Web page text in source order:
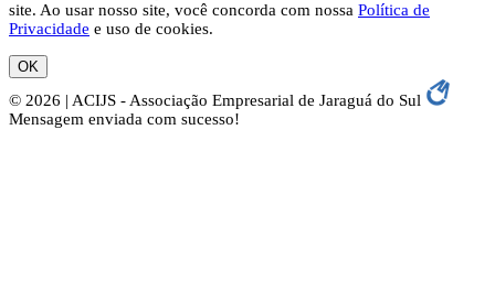
site. Ao usar nosso site, você concorda com nossa Política de
Privacidade e uso de cookies.
OK
© 2026 | ACIJS - Associação Empresarial de Jaraguá do Sul
Mensagem enviada com sucesso!